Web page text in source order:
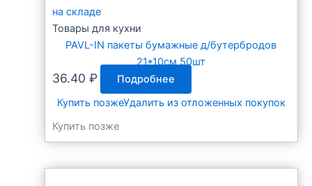
на складе
Товары для кухни
PAVL-IN пакеты бумажные д/бутербродов
21*10см 50шт
36.40 ₽
Подробнее
Купить позжеУдалить из отложенных покупок
Купить позже